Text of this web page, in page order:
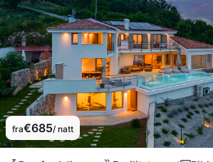
fra€685/ natt